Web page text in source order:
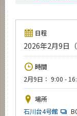
日程
2026年2月9日
時間
2月9日： 9:00 -
場所
石川台4号館
Admissions
融合理工学系
News
イベントカレン
Event Calendar
今後のイベント